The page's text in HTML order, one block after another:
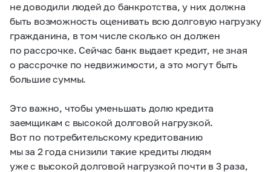
не доводили людей до банкротства, у них должна
быть возможность оценивать всю долговую нагрузку
гражданина, в том числе сколько он должен
по рассрочке. Сейчас банк выдает кредит, не зная
о рассрочке по недвижимости, а это могут быть
большие суммы.
Это важно, чтобы уменьшать долю кредита
заемщикам с высокой долговой нагрузкой.
Вот по потребительскому кредитованию
мы за 2 года снизили такие кредиты людям
уже с высокой долговой нагрузкой почти в 3 раза,